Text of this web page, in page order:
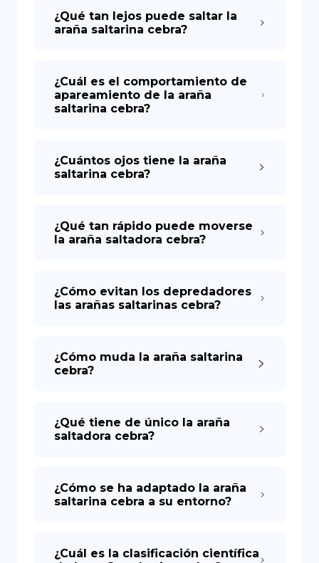
¿Qué tan lejos puede saltar la
araña saltarina cebra?
¿Cuál es el comportamiento de
apareamiento de la araña
saltarina cebra?
¿Cuántos ojos tiene la araña
saltarina cebra?
¿Qué tan rápido puede moverse
la araña saltadora cebra?
¿Cómo evitan los depredadores
las arañas saltarinas cebra?
¿Cómo muda la araña saltarina
cebra?
¿Qué tiene de único la araña
saltadora cebra?
¿Cómo se ha adaptado la araña
saltarina cebra a su entorno?
¿Cuál es la clasificación científica